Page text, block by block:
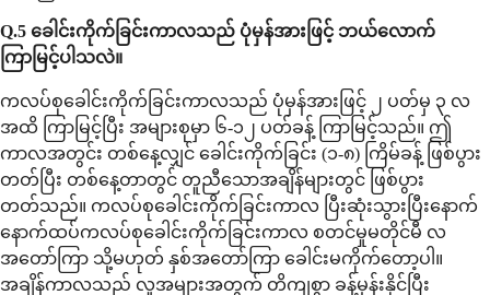
Q.5 ခေါင်းကိုက်ခြင်းကာလသည် ပုံမှန်အားဖြင့် ဘယ်လောက်
ကြာမြင့်ပါသလဲ။
ကလပ်စုခေါင်းကိုက်ခြင်းကာလသည် ပုံမှန်အားဖြင့် ၂ ပတ်မှ ၃ လ
အထိ ကြာမြင့်ပြီး အများစုမှာ ၆-၁၂ ပတ်ခန့် ကြာမြင့်သည်။ ဤ
ကာလအတွင်း တစ်နေ့လျှင် ခေါင်းကိုက်ခြင်း (၁-၈) ကြိမ်ခန့် ဖြစ်ပွား
တတ်ပြီး တစ်နေ့တာတွင် တူညီသောအချိန်များတွင် ဖြစ်ပွား
တတ်သည်။ ကလပ်စုခေါင်းကိုက်ခြင်းကာလ ပြီးဆုံးသွားပြီးနောက်
နောက်ထပ်ကလပ်စုခေါင်းကိုက်ခြင်းကာလ စတင်မှုမတိုင်မီ လ
အတော်ကြာ သို့မဟုတ် နှစ်အတော်ကြာ ခေါင်းမကိုက်တော့ပါ။
အချိန်ကာလသည် လူအများအတွက် တိကျစွာ ခန့်မှန်းနိုင်ပြီး